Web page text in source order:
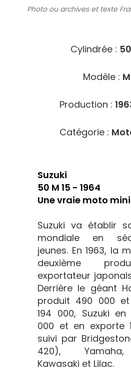
Photo ou archiveset texte
Cylindrée :
Modèle :
Production :
Catégorie :
Suzuki
50 M 15 - 1964
Une vraie moto
Suzuki va établir
mondiale en
jeunes. En 1963, la
deuxième
exportateur
Derrière le géant
produit 490 000
194 000, Suzuki en
000 et en exporte
suivi par
420),
Kawasaki et Lilac.